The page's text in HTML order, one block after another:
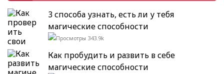
3 способа узнать, есть ли у тебя
магические способности
343.9k
Как пробудить и развить в себе
магические способности